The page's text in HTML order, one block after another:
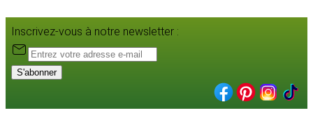
Inscrivez-vous à notre newsletter :
S'abonner